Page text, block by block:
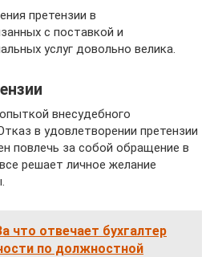
претензии в
с поставкой и
услуг довольно велика.
внесудебного
в удовлетворении претензии
повлечь за собой обращение в
решает личное желание
что отвечает бухгалтер
по должностной